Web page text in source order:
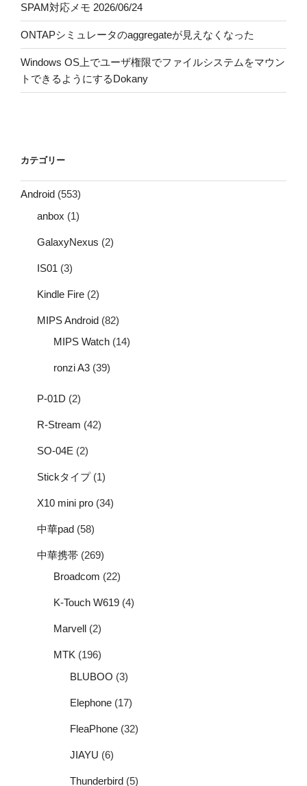
SPAM対応メモ 2026/06/24
ONTAPシミュレータのaggregateが見えなくなった
Windows OS上でユーザ権限でファイルシステムをマウン
トできるようにするDokany
カテゴリー
Android (553)
anbox (1)
GalaxyNexus (2)
IS01 (3)
Kindle Fire (2)
MIPS Android (82)
MIPS Watch (14)
ronzi A3 (39)
P-01D (2)
R-Stream (42)
SO-04E (2)
Stickタイプ(1)
X10 mini pro (34)
中華pad (58)
中華携帯 (269)
Broadcom (22)
K-Touch W619 (4)
Marvell (2)
MTK (196)
BLUBOO (3)
Elephone (17)
FleaPhone (32)
JIAYU (6)
Thunderbird (5)